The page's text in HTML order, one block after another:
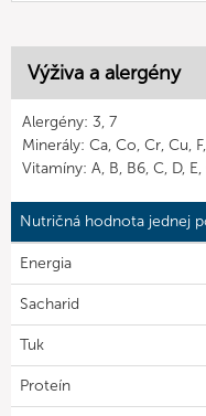
Výživa a alergény
Alergény: 3, 7
Minerály: Ca, Co, Cr, Cu,
Vitamíny: A, B, B6, C, D,
Nutričná hodnota jednej
Energia
Sacharid
Tuk
Proteín